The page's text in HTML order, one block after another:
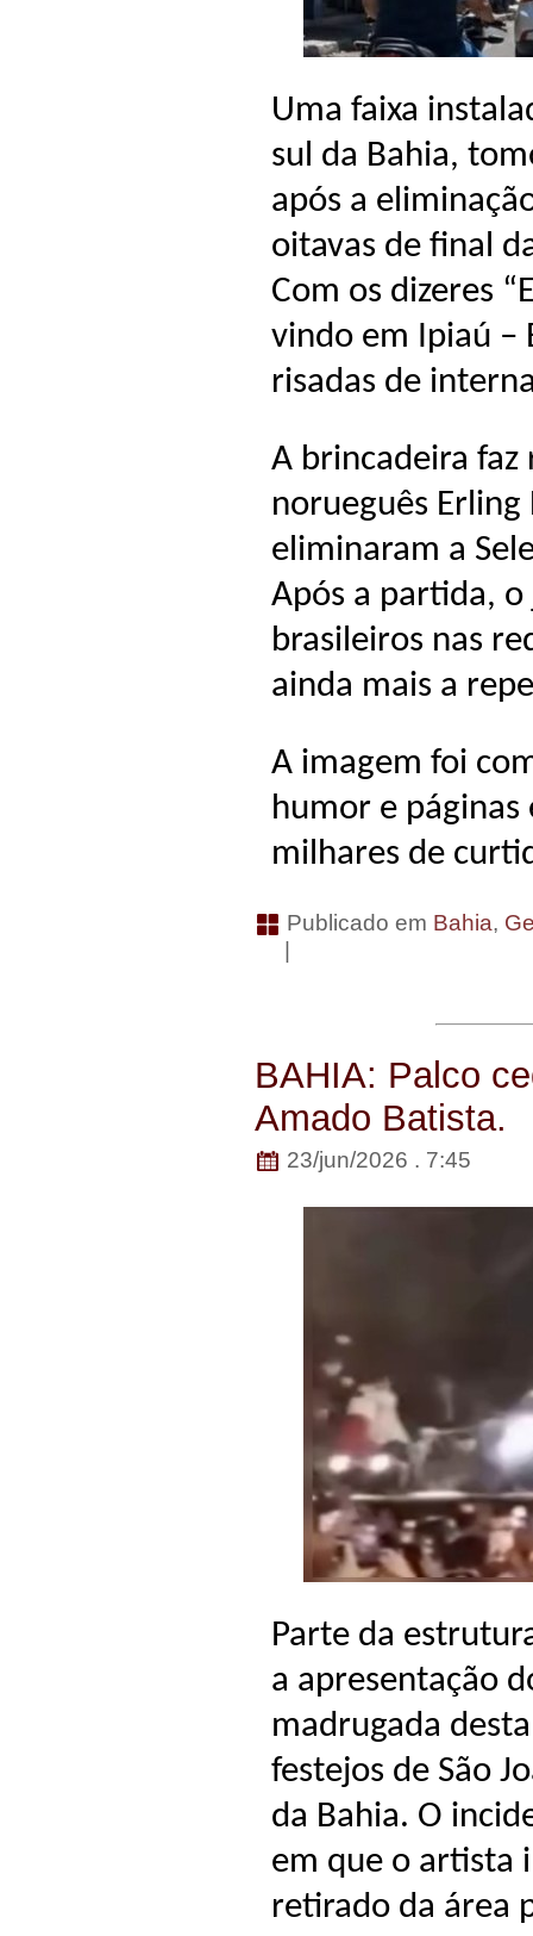
Uma faixa
sul da Bahia,
após a
oitavas de final
Com os dizeres
vindo em Ipiaú –
risadas de
A brincadeira faz
norueguês
eliminaram a
Após a partida,
brasileiros nas
ainda mais a
A imagem foi
humor e páginas
milhares de
Publicado em Bahia,
BAHIA: Palco
Amado Batista.
23/jun/2026 . 7:45
Parte da
a apresentação
madrugada
festejos de São
da Bahia. O
em que o artista
retirado da área